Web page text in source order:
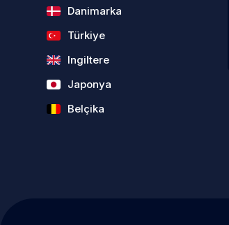
Danimarka
Türkiye
Ingiltere
Japonya
Belçika